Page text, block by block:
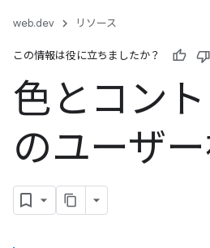
web.dev リソース
この情報は役に立ちましたか？
色とコン
のユーザ